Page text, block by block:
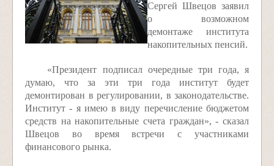
Сергей Швецов заявил
о возможном
демонтаже института
накопительных пенсий.
«Президент подписал очередные три года, я
думаю, что за эти три года институт будет
демонтирован в регулировании, в законодательстве.
Институт - я имею в виду перечисление бюджетом
средств на накопительные счета граждан», - сказал
Швецов во время встречи с участниками
финансового рынка.